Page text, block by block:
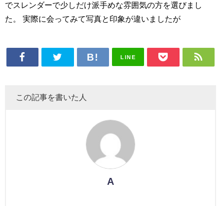
でスレンダーで少しだけ派手めな雰囲気の方を選びまし
た。 実際に会ってみて写真と印象が違いましたが
LINE
この記事を書いた人
A